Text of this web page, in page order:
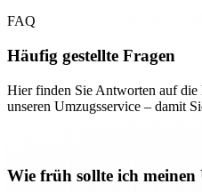
FAQ
Häufig gestellte Fragen
Hier finden Sie Antworten auf die
unseren Umzugsservice – damit
Wie früh sollte ich meinen